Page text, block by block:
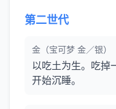
第二世代
金（宝可梦 金／银）
以吃土为生。吃掉
开始沉睡。